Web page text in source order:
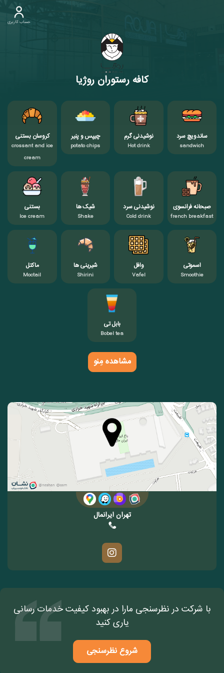
حساب کاربری
کافه رستوران روژیا
ساندویچ سرد
sandwich
نوشیدنی گرم
Hot drink
چیپس و پنیر
potato chips
کروسان بستنی
crossant and ice
cream
صبحانه فرانسوی
french breakfast
نوشیدنی سرد
Cold drink
شیک ها
Shake
بستنی
Ice cream
اسموتی
Smoothie
وافل
Vafel
شیرینی ها
Shirini
ماکتل
Moctail
بابل تی
Bobel tea
مشاهده مِنو
تهران ایرانمال
با شرکت در نظرسنجی مارا در بهبود کیفیت خدمات رسانی
یاری کنید
شروع نظرسنجی